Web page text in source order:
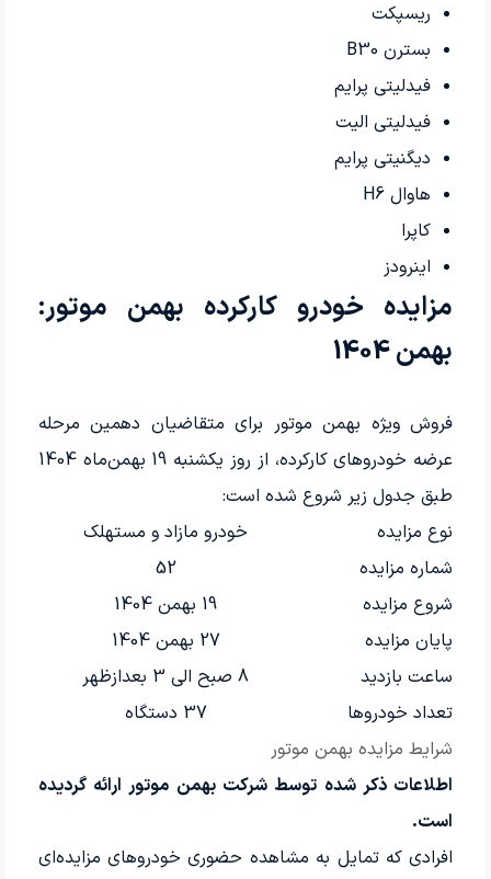
ریسپکت
بسترن B30
فیدلیتی پرایم
فیدلیتی الیت
دیگنیتی پرایم
هاوال H6
کاپرا
اینرودز
مزایده خودرو کارکرده بهمن موتور:
بهمن 1404
فروش ویژه بهمن موتور برای متقاضیان دهمین مرحله
عرضه خودروهای کارکرده، از روز یکشنبه 19 بهمن‌ماه 1404
طبق جدول زیر شروع شده است:
شرایط مزایده بهمن موتور
نوع مزایده
خودرو مازاد و مستهلک
شماره مزایده
52
شروع مزایده
19 بهمن 1404
پایان مزایده
27 بهمن 1404
ساعت بازدید
8 صبح الی 3 بعدازظهر
تعداد خودروها
37 دستگاه
اطلاعات ذکر شده توسط شرکت بهمن موتور ارائه گردیده
است.
افرادی که تمایل به مشاهده حضوری خودروهای مزایده‌ای